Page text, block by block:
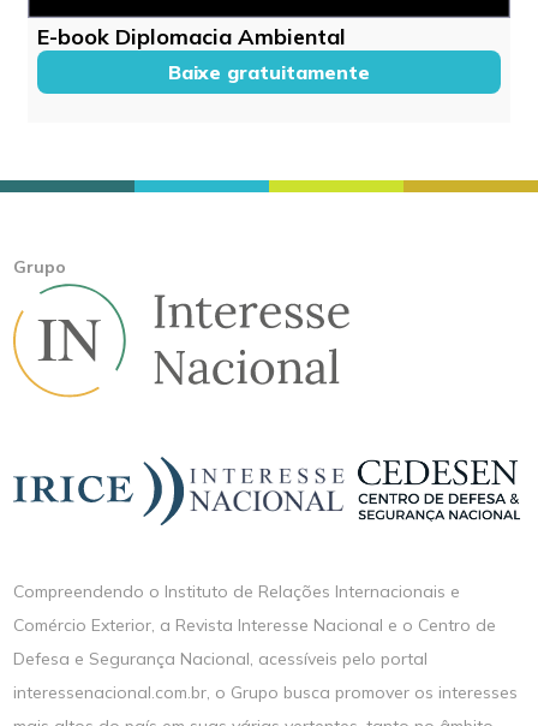
E-book Diplomacia Ambiental
Baixe gratuitamente
Grupo
Compreendendo o Instituto de Relações Internacionais e
Comércio Exterior, a Revista Interesse Nacional e o Centro de
Defesa e Segurança Nacional, acessíveis pelo portal
interessenacional.com.br, o Grupo busca promover os interesses